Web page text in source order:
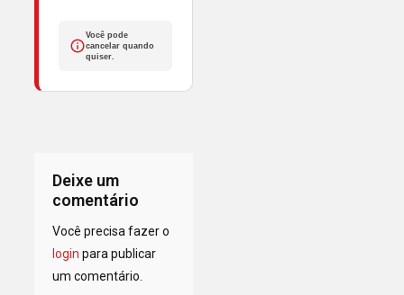
Você pode
cancelar quando
quiser.
Deixe um
comentário
Você precisa fazer o
login para publicar
um comentário.